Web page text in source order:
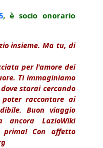
, è socio onorario
insieme. Ma tu, di
per l'amore dei
Ti immaginiamo
starai cercando
raccontare ai
Buon viaggio
ancora LazioWiki
Con affetto